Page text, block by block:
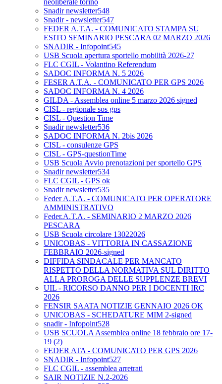
neoliberale torino
Snadir newsletter548
Snadir - newsletter547
FEDER A.T.A. - COMUNICATO STAMPA SU
ESITO SEMINARIO PESCARA 02 MARZO 2026
SNADIR - Infopoint545
USB Scuola apertura sportello mobilità 2026-27
FLC CGIL - Volantino Referendum
SADOC INFORMA N. 5 2026
FESER A.T.A. - COMUNICATO PER GPS 2026
SADOC INFORMA N. 4 2026
GILDA - Assemblea online 5 marzo 2026 signed
CISL - regionale sos gps
CISL - Question Time
Snadir newsletter536
SADOC INFORMA N. 2bis 2026
CISL - consulenze GPS
CISL - GPS-questionTime
USB Scuola Avvio prenotazioni per sportello GPS
Snadir newsletter534
FLC CGIL - GPS ok
Snadir newsletter535
Feder A.T.A. - COMUNICATO PER OPERATORE
AMMINISTRATIVO
Feder.A.T.A. - SEMINARIO 2 MARZO 2026
PESCARA
USB Scuola circolare 13022026
UNICOBAS - VITTORIA IN CASSAZIONE
FEBBRAIO 2026-signed
DIFFIDA SINDACALE PER MANCATO
RISPETTO DELLA NORMATIVA SUL DIRITTO
ALLA PROROGA DELLE SUPPLENZE BREVI
UIL - RICORSO DANNO PER I DOCENTI IRC
2026
FENSIR SAATA NOTIZIE GENNAIO 2026 OK
UNICOBAS - SCHEDATURE MIM 2-signed
snadir - Infopoint528
USB SCUOLA Assemblea online 18 febbraio ore 17-
19 (2)
FEDER ATA - COMUNICATO PER GPS 2026
SNADIR - Infopoint527
FLC CGIL - assemblea arretrati
SAIR NOTIZIE N.2-2026